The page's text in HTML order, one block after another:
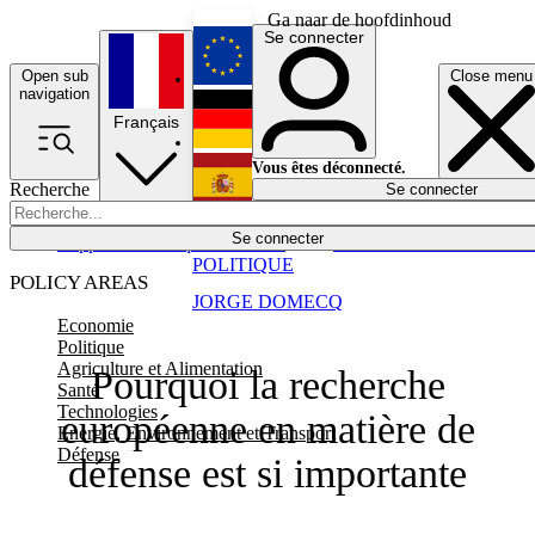
Ga naar de hoofdinhoud
Open sub
navigation
Close menu
Recherche
Se connecter
POLICY AREAS
Economie
Politique
Agriculture et Alimentation
Santé
Technologies
Energie, Environnement et Transport
Défense
Économie
Français
English
Deutsch
Español
Se connecter
Vous êtes déconnecté.
Se connecter
Pourquoi la recherche
européenne en matière de
défense est si importante
JORGE DOMECQ
POLITIQUE